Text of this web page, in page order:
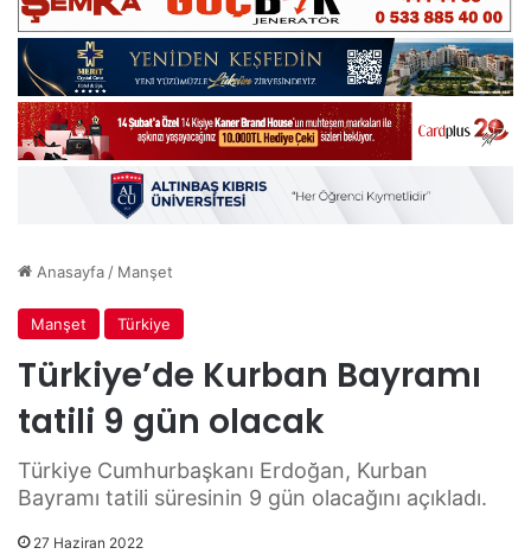
Anasayfa / Manşet
Manşet Türkiye
Türkiye’de Kurban Bayramı
tatili 9 gün olacak
Türkiye Cumhurbaşkanı Erdoğan, Kurban
Bayramı tatili süresinin 9 gün olacağını açıkladı.
27 Haziran 2022